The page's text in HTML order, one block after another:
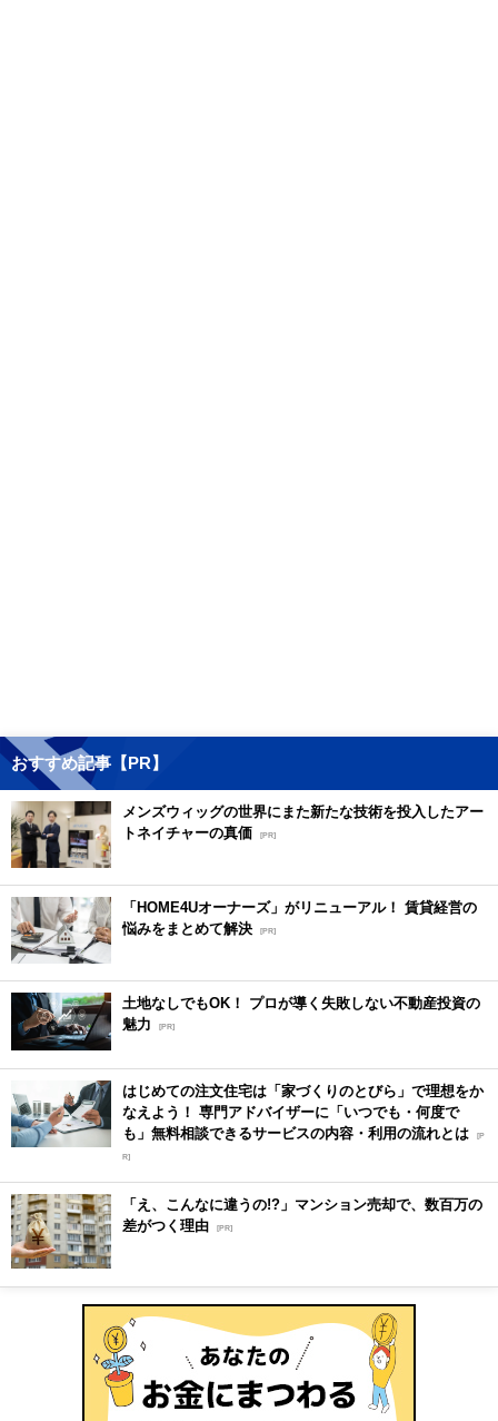
おすすめ記事【PR】
メンズウィッグの世界にまた新たな技術を投入したアー
トネイチャーの真価 [PR]
「HOME4Uオーナーズ」がリニューアル！ 賃貸経営の
悩みをまとめて解決 [PR]
土地なしでもOK！ プロが導く失敗しない不動産投資の
魅力
[PR]
はじめての注文住宅は「家づくりのとびら」で理想をか
なえよう！ 専門アドバイザーに「いつでも・何度で
も」無料相談できるサービスの内容・利用の流れとは [P
R]
「え、こんなに違うの!?」マンション売却で、数百万の
差がつく理由 [PR]